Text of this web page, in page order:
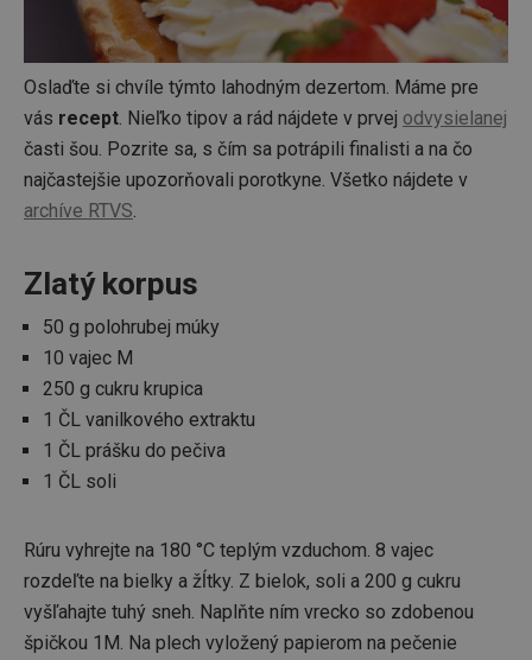
Oslaďte si chvíle týmto lahodným dezertom. Máme pre
vás recept . Nieľko tipov a rád nájdete v prvej odvysielanej
časti šou. Pozrite sa, s čím sa potrápili finalisti a na čo
najčastejšie upozorňovali porotkyne. Všetko nájdete v
archíve RTVS
Zlatý korpus
50 g polohrubej múky
10 vajec M
250 g cukru krupica
1 ČL vanilkového extraktu
1 ČL prášku do pečiva
1 ČL soli
Rúru vyhrejte na 180 °C teplým vzduchom. 8 vajec
rozdeľte na bielky a žĺtky. Z bielok, soli a 200 g cukru
vyšľahajte tuhý sneh. Naplňte ním vrecko so zdobenou
špičkou 1M. Na plech vyložený papierom na pečenie